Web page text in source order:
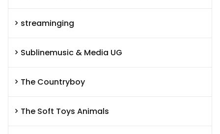
streaminging
Sublinemusic & Media UG
The Countryboy
The Soft Toys Animals